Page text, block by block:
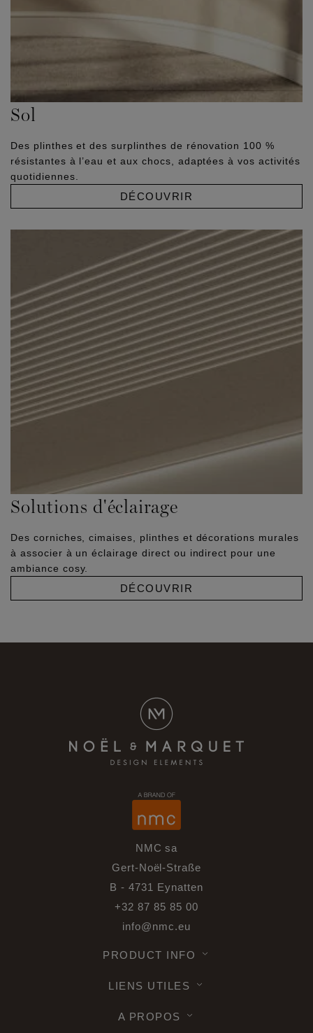
Sol
Des plinthes et des surplinthes de rénovation 100 %
résistantes à l’eau et aux chocs, adaptées à vos activités
quotidiennes.
DÉCOUVRIR
Solutions d'éclairage
Des corniches, cimaises, plinthes et décorations murales
à associer à un éclairage direct ou indirect pour une
ambiance cosy.
DÉCOUVRIR
NMC sa
Gert-Noël-Straße
B - 4731 Eynatten
+32 87 85 85 00
info@nmc.eu
PRODUCT INFO
LIENS UTILES
A PROPOS